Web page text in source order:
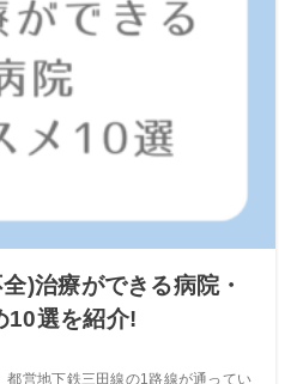
)治療ができる病院・
10選を紹介!
都営地下鉄三田線の1路線が通ってい